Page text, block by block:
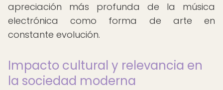
apreciación más profunda de la música
electrónica como forma de arte en
constante evolución.
Impacto cultural y relevancia en
la sociedad moderna